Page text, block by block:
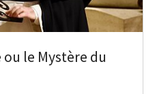
ou le Mystère du